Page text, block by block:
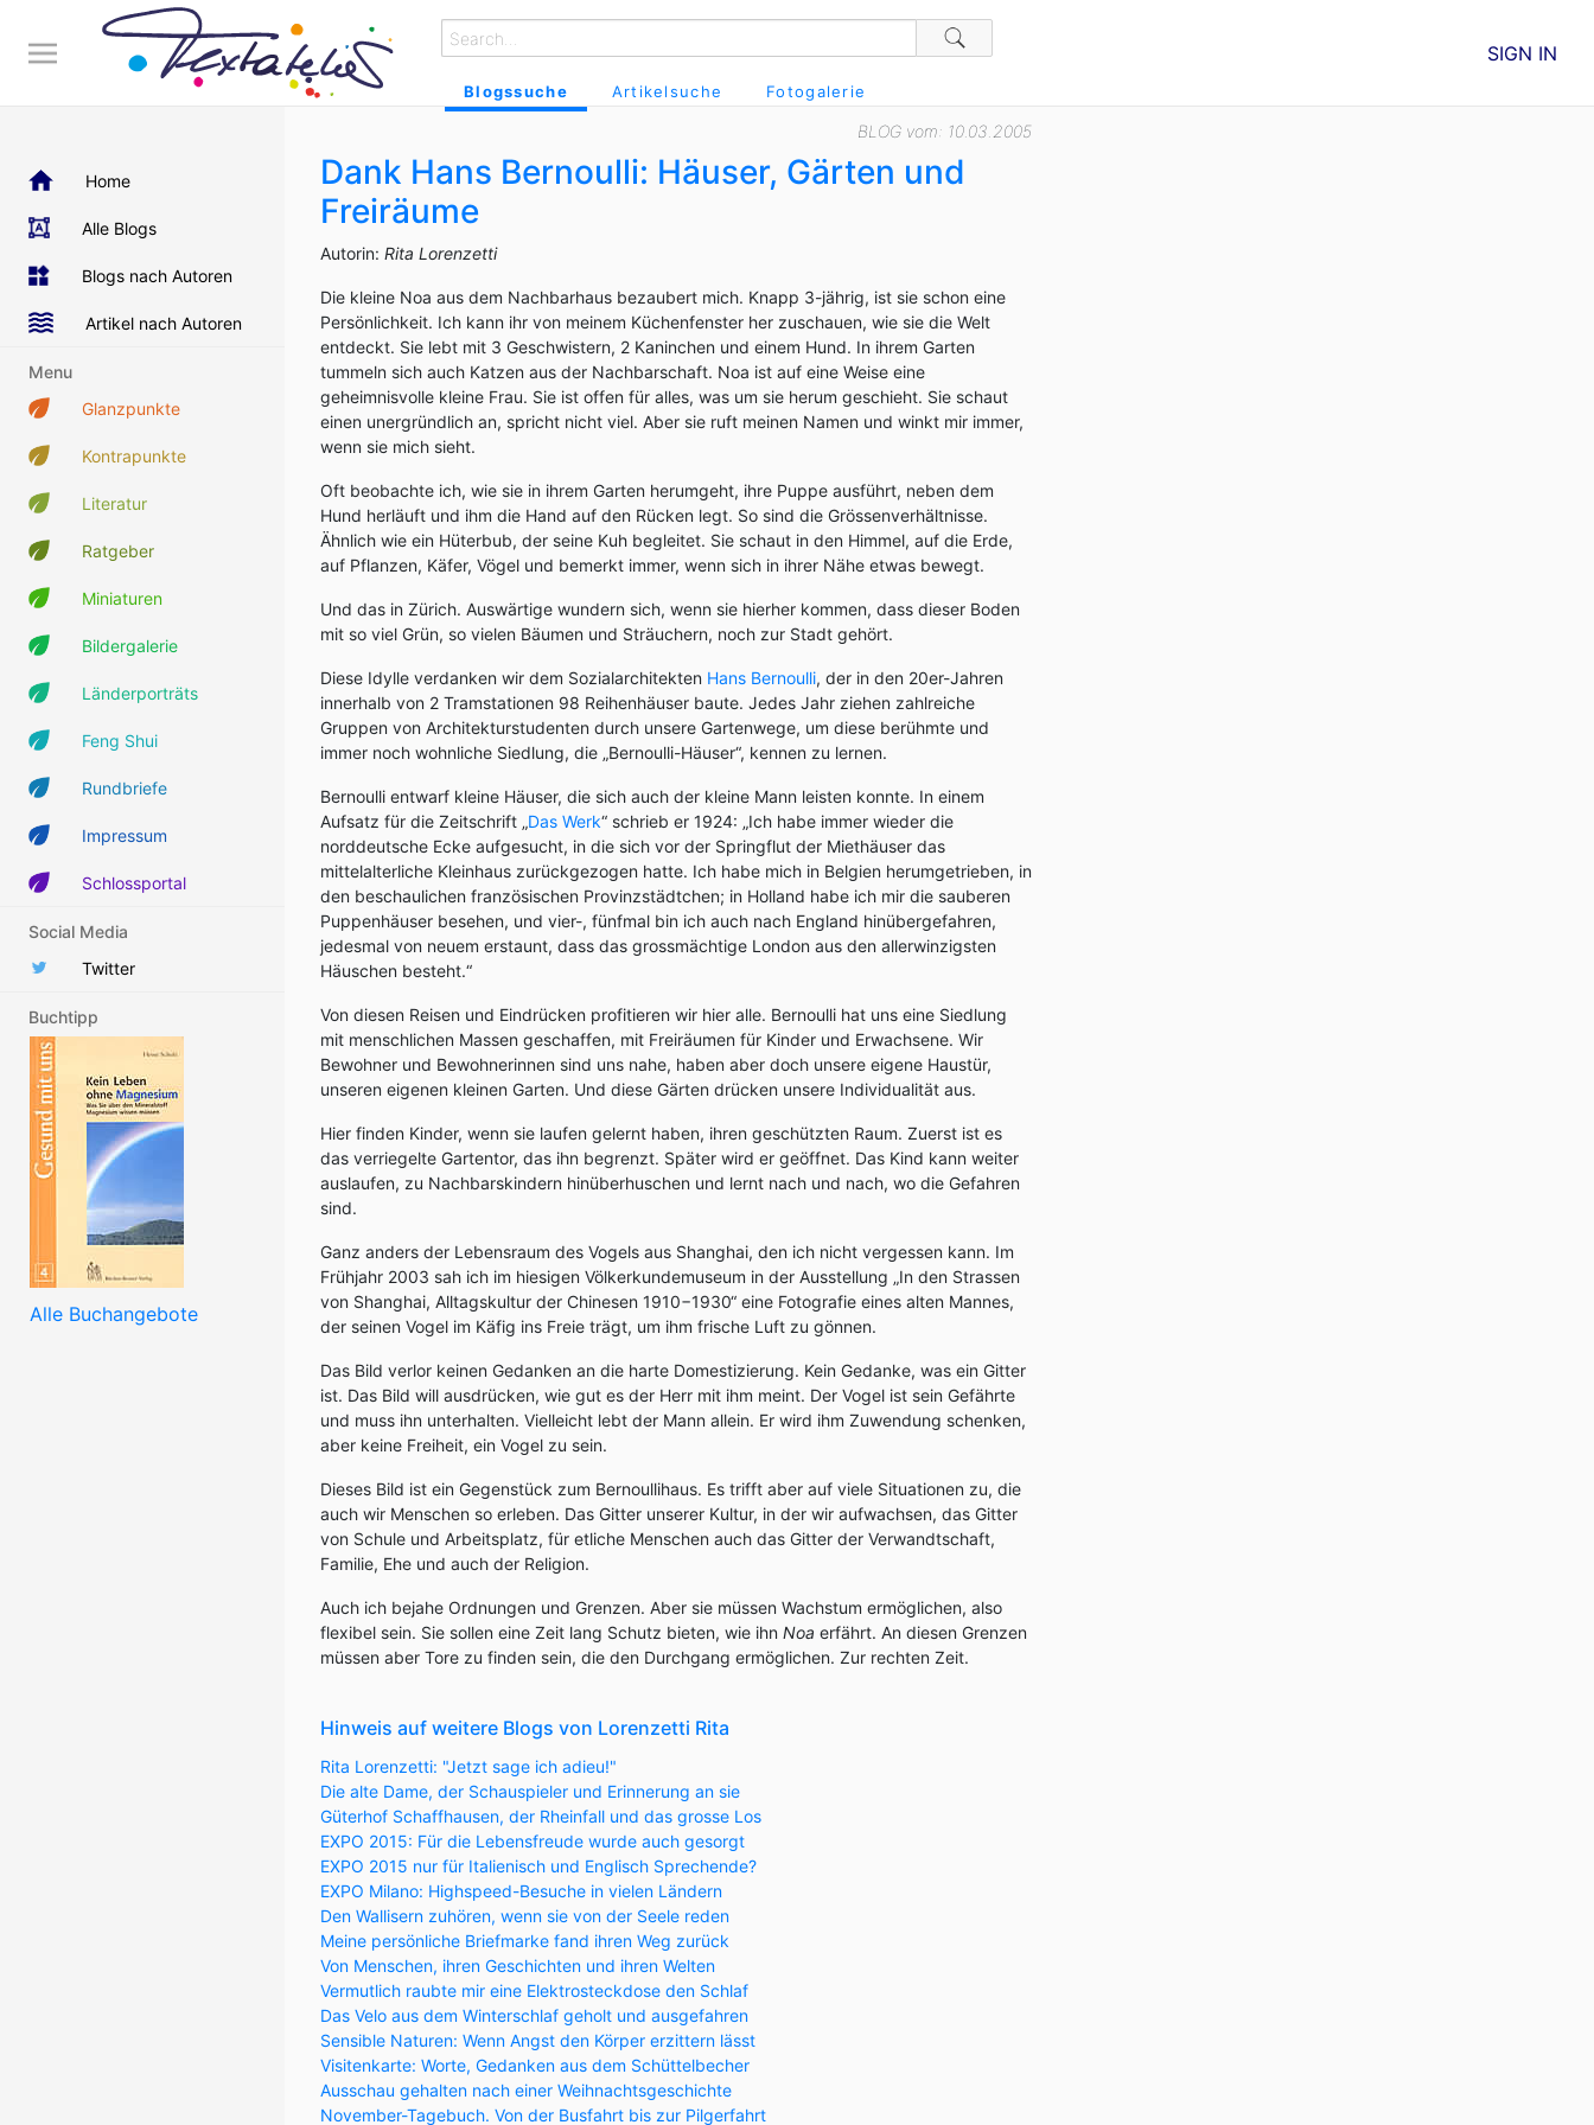
Blogssuche Artikelsuche Fotogalerie
SIGN IN
Home
Alle Blogs
Blogs nach Autoren
Artikel nach Autoren
Menu
Glanzpunkte
Kontrapunkte
Literatur
Ratgeber
Miniaturen
Bildergalerie
Länderporträts
Feng Shui
Rundbriefe
Impressum
Schlossportal
Social Media
Twitter
Buchtipp
Alle Buchangebote
BLOG vom: 10.03.2005
Dank Hans Bernoulli: Häuser, Gärten und
Freiräume
Autorin: Rita Lorenzetti
Die kleine Noa aus dem Nachbarhaus bezaubert mich. Knapp 3-jährig, ist sie schon eine
Persönlichkeit. Ich kann ihr von meinem Küchenfenster her zuschauen, wie sie die Welt
entdeckt. Sie lebt mit 3 Geschwistern, 2 Kaninchen und einem Hund. In ihrem Garten
tummeln sich auch Katzen aus der Nachbarschaft. Noa ist auf eine Weise eine
geheimnisvolle kleine Frau. Sie ist offen für alles, was um sie herum geschieht. Sie schaut
einen unergründlich an, spricht nicht viel. Aber sie ruft meinen Namen und winkt mir immer,
wenn sie mich sieht.
Oft beobachte ich, wie sie in ihrem Garten herumgeht, ihre Puppe ausführt, neben dem
Hund herläuft und ihm die Hand auf den Rücken legt. So sind die Grössenverhältnisse.
Ähnlich wie ein Hüterbub, der seine Kuh begleitet. Sie schaut in den Himmel, auf die Erde,
auf Pflanzen, Käfer, Vögel und bemerkt immer, wenn sich in ihrer Nähe etwas bewegt.
Und das in Zürich. Auswärtige wundern sich, wenn sie hierher kommen, dass dieser Boden
mit so viel Grün, so vielen Bäumen und Sträuchern, noch zur Stadt gehört.
Diese Idylle verdanken wir dem Sozialarchitekten Hans Bernoulli, der in den 20er-Jahren
innerhalb von 2 Tramstationen 98 Reihenhäuser baute. Jedes Jahr ziehen zahlreiche
Gruppen von Architekturstudenten durch unsere Gartenwege, um diese berühmte und
immer noch wohnliche Siedlung, die „Bernoulli-Häuser“, kennen zu lernen.
Bernoulli entwarf kleine Häuser, die sich auch der kleine Mann leisten konnte. In einem
Aufsatz für die Zeitschrift „Das Werk“ schrieb er 1924: „Ich habe immer wieder die
norddeutsche Ecke aufgesucht, in die sich vor der Springflut der Miethäuser das
mittelalterliche Kleinhaus zurückgezogen hatte. Ich habe mich in Belgien herumgetrieben, in
den beschaulichen französischen Provinzstädtchen; in Holland habe ich mir die sauberen
Puppenhäuser besehen, und vier-, fünfmal bin ich auch nach England hinübergefahren,
jedesmal von neuem erstaunt, dass das grossmächtige London aus den allerwinzigsten
Häuschen besteht.“
Von diesen Reisen und Eindrücken profitieren wir hier alle. Bernoulli hat uns eine Siedlung
mit menschlichen Massen geschaffen, mit Freiräumen für Kinder und Erwachsene. Wir
Bewohner und Bewohnerinnen sind uns nahe, haben aber doch unsere eigene Haustür,
unseren eigenen kleinen Garten. Und diese Gärten drücken unsere Individualität aus.
Hier finden Kinder, wenn sie laufen gelernt haben, ihren geschützten Raum. Zuerst ist es
das verriegelte Gartentor, das ihn begrenzt. Später wird er geöffnet. Das Kind kann weiter
auslaufen, zu Nachbarskindern hinüberhuschen und lernt nach und nach, wo die Gefahren
sind.
Ganz anders der Lebensraum des Vogels aus Shanghai, den ich nicht vergessen kann. Im
Frühjahr 2003 sah ich im hiesigen Völkerkundemuseum in der Ausstellung „In den Strassen
von Shanghai, Alltagskultur der Chinesen 1910−1930“ eine Fotografie eines alten Mannes,
der seinen Vogel im Käfig ins Freie trägt, um ihm frische Luft zu gönnen.
Das Bild verlor keinen Gedanken an die harte Domestizierung. Kein Gedanke, was ein Gitter
ist. Das Bild will ausdrücken, wie gut es der Herr mit ihm meint. Der Vogel ist sein Gefährte
und muss ihn unterhalten. Vielleicht lebt der Mann allein. Er wird ihm Zuwendung schenken,
aber keine Freiheit, ein Vogel zu sein.
Dieses Bild ist ein Gegenstück zum Bernoullihaus. Es trifft aber auf viele Situationen zu, die
auch wir Menschen so erleben. Das Gitter unserer Kultur, in der wir aufwachsen, das Gitter
von Schule und Arbeitsplatz, für etliche Menschen auch das Gitter der Verwandtschaft,
Familie, Ehe und auch der Religion.
Auch ich bejahe Ordnungen und Grenzen. Aber sie müssen Wachstum ermöglichen, also
flexibel sein. Sie sollen eine Zeit lang Schutz bieten, wie ihn Noa erfährt. An diesen Grenzen
müssen aber Tore zu finden sein, die den Durchgang ermöglichen. Zur rechten Zeit.
Hinweis auf weitere Blogs von Lorenzetti Rita
Rita Lorenzetti: "Jetzt sage ich adieu!"
Die alte Dame, der Schauspieler und Erinnerung an sie
Güterhof Schaffhausen, der Rheinfall und das grosse Los
EXPO 2015: Für die Lebensfreude wurde auch gesorgt
EXPO 2015 nur für Italienisch und Englisch Sprechende?
EXPO Milano: Highspeed-Besuche in vielen Ländern
Den Wallisern zuhören, wenn sie von der Seele reden
Meine persönliche Briefmarke fand ihren Weg zurück
Von Menschen, ihren Geschichten und ihren Welten
Vermutlich raubte mir eine Elektrosteckdose den Schlaf
Das Velo aus dem Winterschlaf geholt und ausgefahren
Sensible Naturen: Wenn Angst den Körper erzittern lässt
Visitenkarte: Worte, Gedanken aus dem Schüttelbecher
Ausschau gehalten nach einer Weihnachtsgeschichte
November-Tagebuch. Von der Busfahrt bis zur Pilgerfahrt